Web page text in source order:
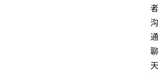
者
沟
通
聊
天